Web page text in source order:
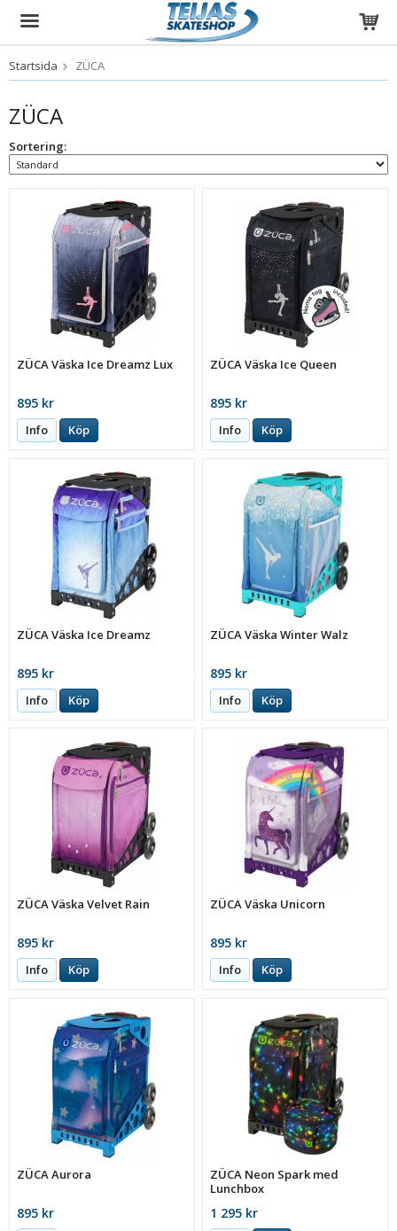
Produkten har blivit tillagd i varukorgen
Startsida ZÜCA
ZÜCA
Sortering:
ZÜCA Väska Ice Dreamz Lux
895 kr
Info Köp
ZÜCA Väska Ice Queen
895 kr
Info Köp
ZÜCA Väska Ice Dreamz
895 kr
Info Köp
ZÜCA Väska Winter Walz
895 kr
Info Köp
ZÜCA Väska Velvet Rain
895 kr
Info Köp
ZÜCA Väska Unicorn
895 kr
Info Köp
ZÜCA Aurora
895 kr
ZÜCA Neon Spark med
Lunchbox
1 295 kr